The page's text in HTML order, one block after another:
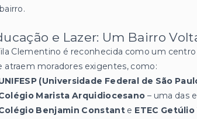
e Lazer: Um Bairro
Clementino é reconhecida como um
atraem moradores exigentes, como:
(Universidade Federal de São
Marista Arquidiocesano – uma das
Benjamin Constante ETEC Getúlio